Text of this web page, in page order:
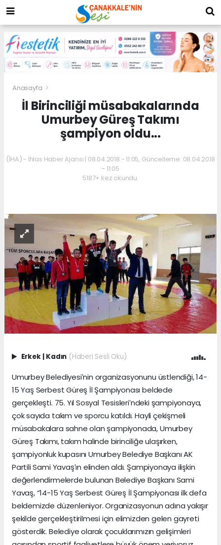
Anasayfa
İl Birinciliği müsabakalarında
Umurbey Güreş Takımı
şampiyon oldu...
(İHA) - İhlas Haber Ajansı | 08.04.2018 - 11:05, Güncelleme: 08.04.2018
- 11:05
5187+ kez okundu.
Erkek | Kadın (Haberi Sesli Oku)
Umurbey Belediyesiʹnin organizasyonunu üstlendiği, 14-
15 Yaş Serbest Güreş İl Şampiyonası beldede
gerçekleşti. 75. Yıl Sosyal Tesisleriʹndeki şampiyonaya,
çok sayıda takım ve sporcu katıldı. Hayli çekişmeli
müsabakalara sahne olan şampiyonada, Umurbey
Güreş Takımı, takım halinde birinciliğe ulaşırken,
şampiyonluk kupasını Umurbey Belediye Başkanı AK
Partili Sami Yavaşʹın elinden aldı. Şampiyonaya ilişkin
değerlendirmelerde bulunan Belediye Başkanı Sami
Yavaş, “14-15 Yaş Serbest Güreş İl Şampiyonası ilk defa
beldemizde düzenleniyor. Organizasyonun adına yakışır
şekilde gerçekleştirilmesi için elimizden gelen gayreti
gösterdik. Belediye olarak çocuklarımızın gelişimleri